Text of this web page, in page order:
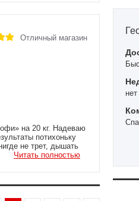
Отличный магазин
на 20 кг. Надеваю
потихоньку
не трет, дышать
лыжного кросса, за
«хохол» уже
Читать полностью
нет